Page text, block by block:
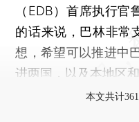
（EDB）首席执行官
的话来说，巴林非常
想，希望可以推进中
进两国，以及本地区
本文共计